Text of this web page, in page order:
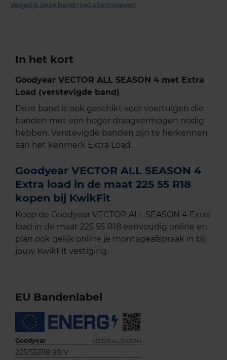
Vergelijk deze band met alternatieven
In het kort
Goodyear VECTOR ALL SEASON 4 met Extra
Load (verstevigde band)
Deze band is ook geschikt voor voertuigen die
banden met een hoger draagvermogen nodig
hebben. Verstevigde banden zijn te herkennen
aan het kenmerk Extra Load.
Goodyear VECTOR ALL SEASON 4
Extra load in de maat 225 55 R18
kopen bij KwikFit
Koop de Goodyear VECTOR ALL SEASON 4 Extra
load in de maat 225 55 R18 eenvoudig online en
plan ook gelijk online je montageafspraak in bij
jouw KwikFit vestiging.
EU Bandenlabel
Goodyear VECTOR ALL SEASON 4
225/55R18 98 V